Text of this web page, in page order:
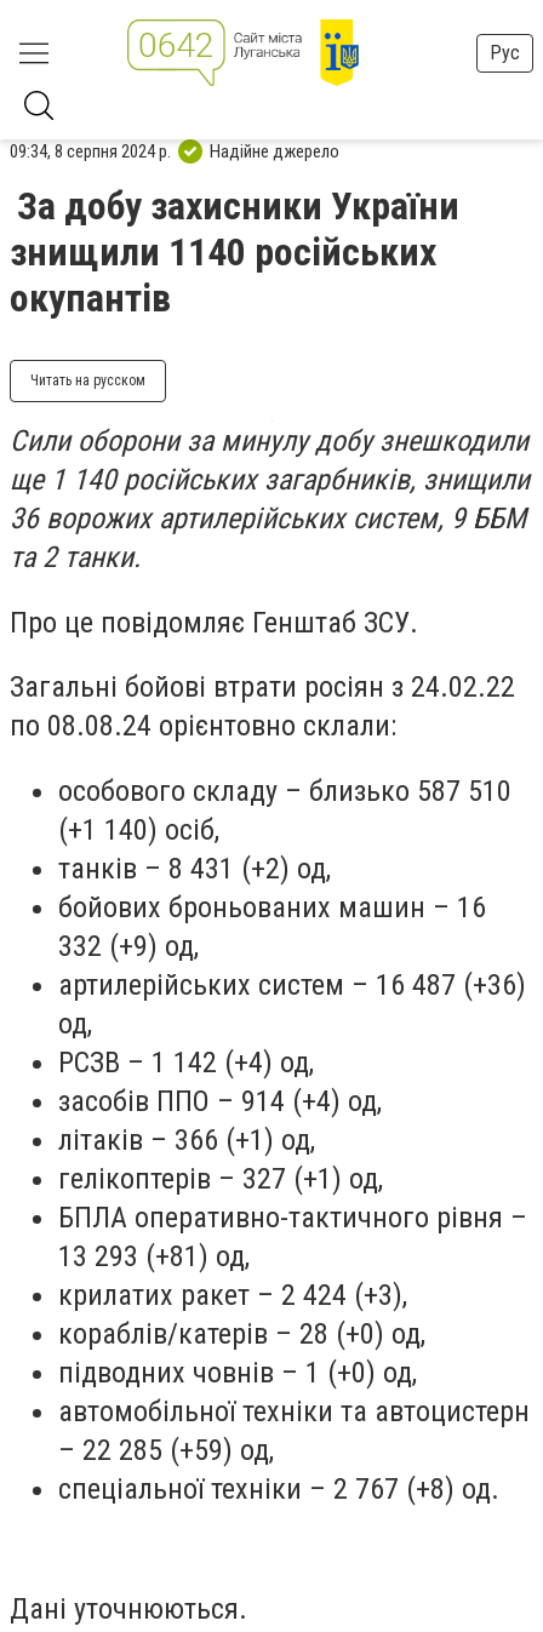
Рус
09:34, 8 серпня 2024 р. Надійне джерело
За добу захисники України
знищили 1140 російських
окупантів
Читать на русском
Сили оборони за минулу добу знешкодили
ще 1 140 російських загарбників, знищили
36 ворожих артилерійських систем, 9 ББМ
та 2 танки.
Про це повідомляє Генштаб ЗСУ.
Загальні бойові втрати росіян з 24.02.22
по 08.08.24 орієнтовно склали:
особового складу – близько 587 510
(+1 140) осіб,
танків – 8 431 (+2) од,
бойових броньованих машин – 16
332 (+9) од,
артилерійських систем – 16 487 (+36)
од,
РСЗВ – 1 142 (+4) од,
засобів ППО – 914 (+4) од,
літаків – 366 (+1) од,
гелікоптерів – 327 (+1) од,
БПЛА оперативно-тактичного рівня –
13 293 (+81) од,
крилатих ракет – 2 424 (+3),
кораблів/катерів – 28 (+0) од,
підводних човнів – 1 (+0) од,
автомобільної техніки та автоцистерн
– 22 285 (+59) од,
спеціальної техніки – 2 767 (+8) од.
Дані уточнюються.